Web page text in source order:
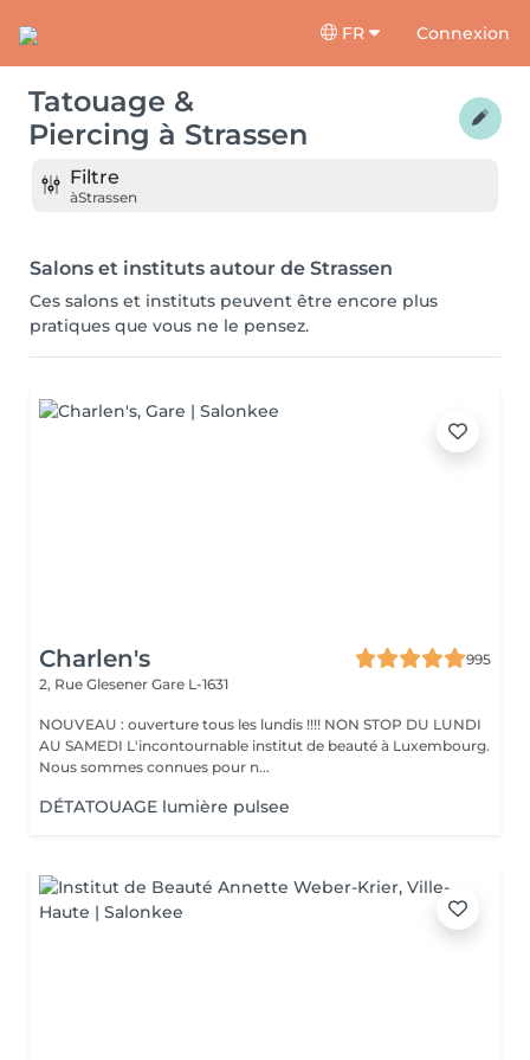
FR Connexion
Tatouage &
Piercing à Strassen
Filtre
àStrassen
Salons et instituts autour de Strassen
Ces salons et instituts peuvent être encore plus
pratiques que vous ne le pensez.
Charlen's
995
2, Rue Glesener Gare L-1631
NOUVEAU : ouverture tous les lundis !!!! NON STOP DU LUNDI
AU SAMEDI L'incontournable institut de beauté à Luxembourg.
Nous sommes connues pour n...
DÉTATOUAGE lumière pulsee